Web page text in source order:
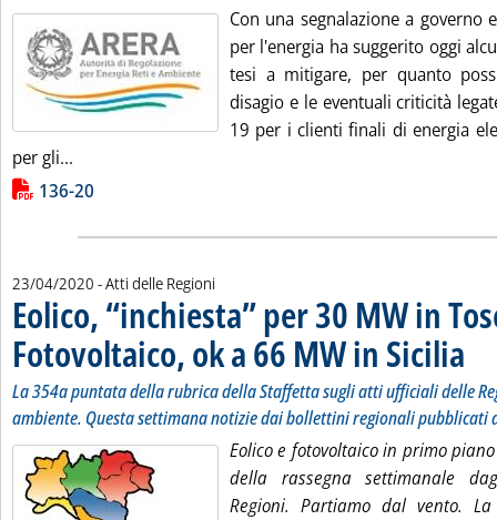
Con una segnalazione a governo
per l'energia ha suggerito oggi
tesi a mitigare, per quanto
disagio e le eventuali criticità
19 per i clienti finali di energia
per gli...
Lista allegati PDF alla notizia
136-20
23/04/2020 - Atti delle Regioni
Eolico, “inchiesta” per 30 MW in
Fotovoltaico, ok a 66 MW in Sicilia
La 354a puntata della rubrica della Staffetta sugli atti ufficiali delle
ambiente. Questa settimana notizie dai bollettini regionali pubblicati
Eolico e fotovoltaico in primo
della rassegna settimanale
Regioni. Partiamo dal vento.